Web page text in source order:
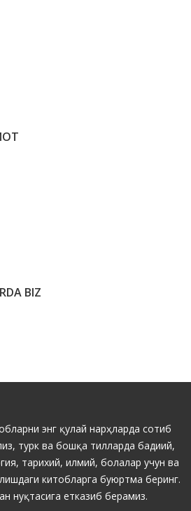
BIZ
энг қулай нарҳларда сотиб
турк ва бошқа тилларда бадиий,
тарихий, илмий, болалар учун ва
китобларга буюртма беринг.
нуқтасига етказиб берамиз.